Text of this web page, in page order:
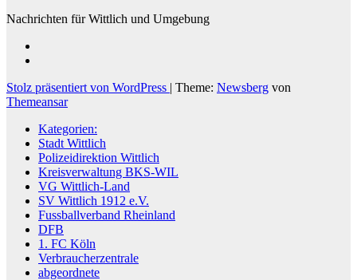
Nachrichten für Wittlich und Umgebung
Stolz präsentiert von WordPress | Theme: Newsberg von
Themeansar
Kategorien:
Stadt Wittlich
Polizeidirektion Wittlich
Kreisverwaltung BKS-WIL
VG Wittlich-Land
SV Wittlich 1912 e.V.
Fussballverband Rheinland
DFB
1. FC Köln
Verbraucherzentrale
abgeordnete